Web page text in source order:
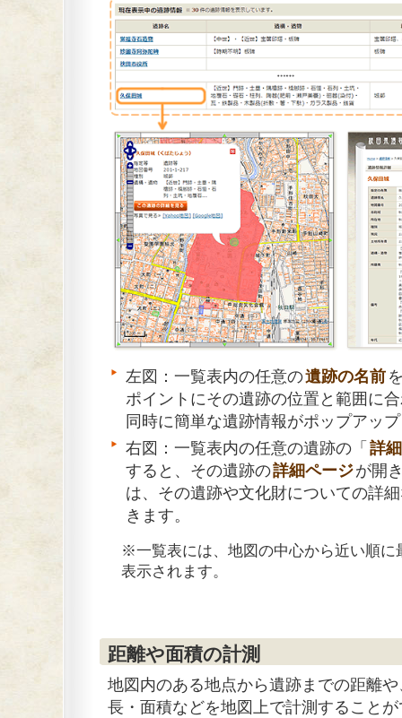
左図：一覧表内の任意の遺跡の名前
ポイントにその遺跡の位置と範囲に
同時に簡単な遺跡情報がポップアッ
右図：一覧表内の任意の遺跡の「 詳細
すると、その遺跡の詳細ページが開
は、その遺跡や文化財についての詳
きます。
※一覧表には、地図の中心から近い順に
表示されます。
距離や面積の計測
地図内のある地点から遺跡までの距離
長・面積などを地図上で計測すること